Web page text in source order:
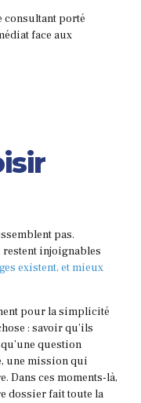
consultant porté
face aux
pas.
restent injoignables
existent, et mieux
pour la simplicité
: savoir qu’ils
question
une mission qui
Dans ces moments-là,
dossier fait toute la